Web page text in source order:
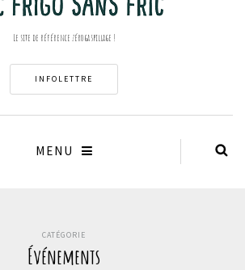
Le site de référence zéro gaspillage !
INFOLETTRE
MENU
CATÉGORIE
Événements